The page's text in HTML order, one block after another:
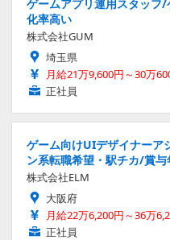
ゲームアプリ運用スタッフ
化率高い
株式会社GUM
埼玉県
月給21万9,600円～30万
正社員
ゲーム向けUIデザイナーア
ン系転職希望・駅チカ/賞
株式会社ELM
大阪府
月給22万6,200円～36万
正社員